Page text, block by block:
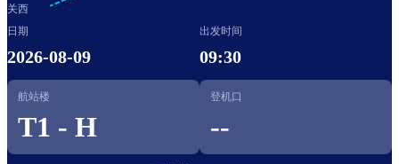
关西
日期
2026-08-09
出发时间
09:30
航站楼
T1 - H
登机口
--